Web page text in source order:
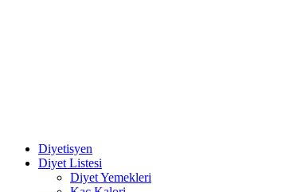
Diyetisyen
Diyet Listesi
Diyet Yemekleri